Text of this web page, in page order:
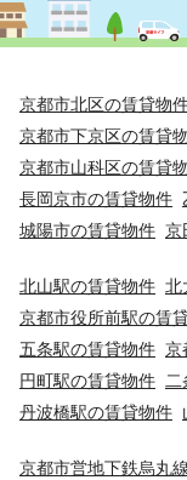
京都市北区の賃貸物
京都市下京区の賃貸
京都市山科区の賃貸
長岡京市の賃貸物件
城陽市の賃貸物件 京
北山駅の賃貸物件 北
京都市役所前駅の賃
五条駅の賃貸物件 京
円町駅の賃貸物件
丹波橋駅の賃貸物件
京都市営地下鉄烏丸